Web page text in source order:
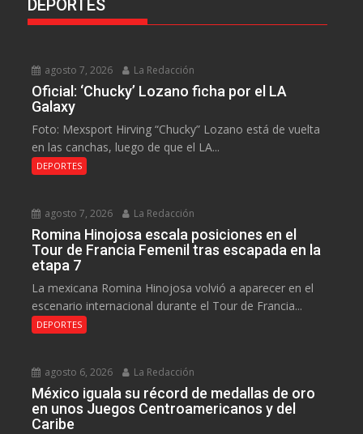
DEPORTES
agosto 7, 2026 La Redacción
Oficial: ‘Chucky’ Lozano ficha por el LA
Galaxy
Foto: Mexsport Hirving “Chucky” Lozano está de vuelta
en las canchas, luego de que el LA...
DEPORTES
agosto 7, 2026 La Redacción
Romina Hinojosa escala posiciones en el
Tour de Francia Femenil tras escapada en la
etapa 7
La mexicana Romina Hinojosa volvió a aparecer en el
escenario internacional durante el Tour de Francia...
DEPORTES
agosto 6, 2026 La Redacción
México iguala su récord de medallas de oro
en unos Juegos Centroamericanos y del
Caribe